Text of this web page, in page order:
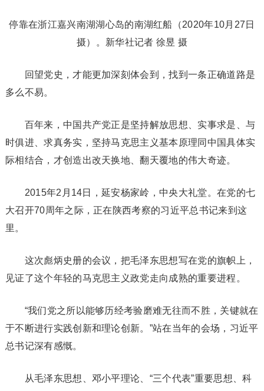
停靠在浙江嘉兴南湖湖心岛的南湖红船（2020年10月27日
摄）。新华社记者 徐昱 摄
回望党史，才能更加深刻体会到，找到一条正确道路是
多么不易。
百年来，中国共产党正是坚持解放思想、实事求是、与
时俱进、求真务实，坚持马克思主义基本原理同中国具体实
际相结合，才创造出改天换地、翻天覆地的伟大奇迹。
2015年2月14日，延安杨家岭，中央大礼堂。在党的七
大召开70周年之际，正在陕西考察的习近平总书记来到这
里。
这次彪炳史册的会议，把毛泽东思想写在党的旗帜上，
见证了这个年轻的马克思主义政党走向成熟的重要进程。
“我们党之所以能够历经考验磨难无往而不胜，关键就在
于不断进行实践创新和理论创新。”站在当年的会场，习近平
总书记深有感慨。
从毛泽东思想、邓小平理论、“三个代表”重要思想、科